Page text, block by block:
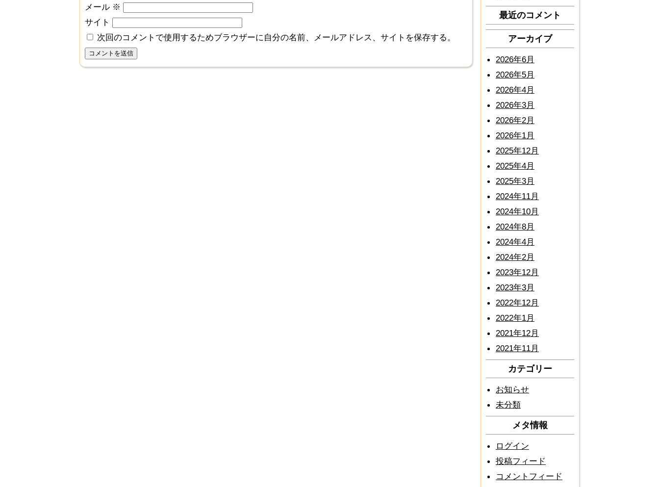
メール ※
サイト
次回のコメントで使用するためブラウザーに自分の名前、メールアドレス、サイトを保存する。
最近のコメント
アーカイブ
2026年6月
2026年5月
2026年4月
2026年3月
2026年2月
2026年1月
2025年12月
2025年4月
2025年3月
2024年11月
2024年10月
2024年8月
2024年4月
2024年2月
2023年12月
2023年3月
2022年12月
2022年1月
2021年12月
2021年11月
カテゴリー
お知らせ
未分類
メタ情報
ログイン
投稿フィード
コメントフィード